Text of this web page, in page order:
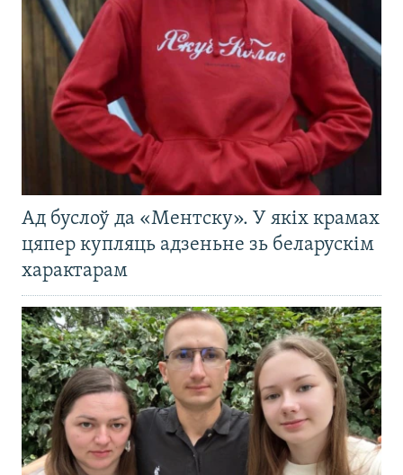
Ад буслоў да «Ментску». У якіх крамах
цяпер купляць адзеньне зь беларускім
характарам